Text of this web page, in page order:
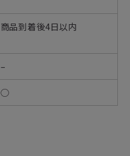
商品到着後4日以内
–
○